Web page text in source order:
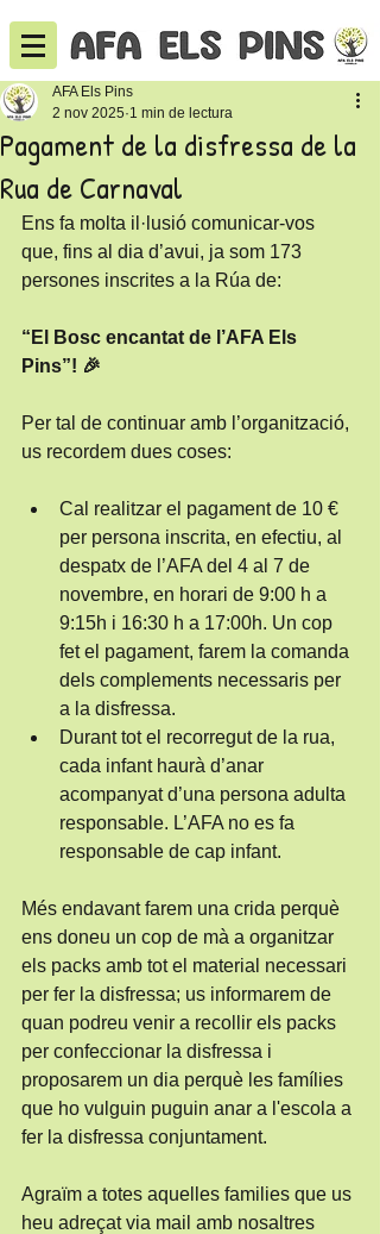
Pagament de la disfressa de la
Rua de Carnaval
AFA Els Pins
2 nov 2025 1 min de lectura
Ens fa molta il·lusió comunicar-vos
que, fins al dia d’avui, ja som 173
persones inscrites a la Rúa de:
“El Bosc encantat de l’AFA Els
Pins”! 🎉
Per tal de continuar amb l’organització,
us recordem dues coses:
Cal realitzar el pagament de 10 €
per persona inscrita, en efectiu, al
despatx de l’AFA del 4 al 7 de
novembre, en horari de 9:00 h a
9:15h i 16:30 h a 17:00h. Un cop
fet el pagament, farem la comanda
dels complements necessaris per
a la disfressa.
Durant tot el recorregut de la rua,
cada infant haurà d’anar
acompanyat d’una persona adulta
responsable. L’AFA no es fa
responsable de cap infant.
Més endavant farem una crida perquè
ens doneu un cop de mà a organitzar
els packs amb tot el material necessari
per fer la disfressa; us informarem de
quan podreu venir a recollir els packs
per confeccionar la disfressa i
proposarem un dia perquè les famílies
que ho vulguin puguin anar a l'escola a
fer la disfressa conjuntament.
Agraïm a totes aquelles families que us
heu adreçat via mail amb nosaltres